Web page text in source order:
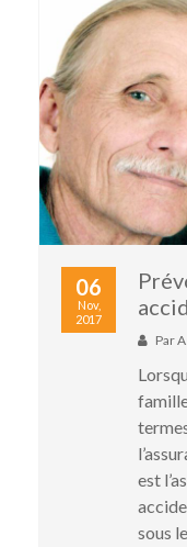
06
Nov,
2017
Par
est
sous